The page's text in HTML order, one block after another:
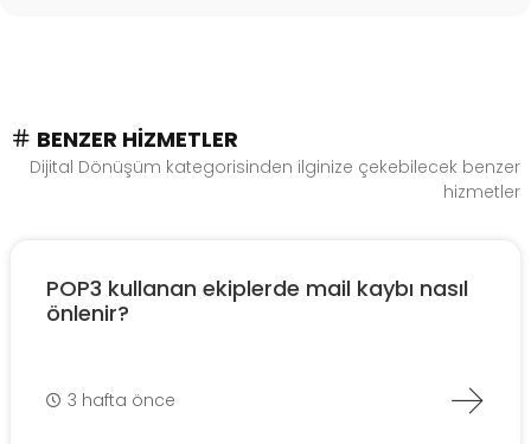
BENZER HIZMETLER
Dijital Dönüşüm kategorisinden ilginize çekebilecek benzer
hizmetler
POP3 kullanan ekiplerde mail kaybı nasıl
önlenir?
3 hafta önce